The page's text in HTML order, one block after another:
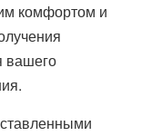
комфортом и
вашего